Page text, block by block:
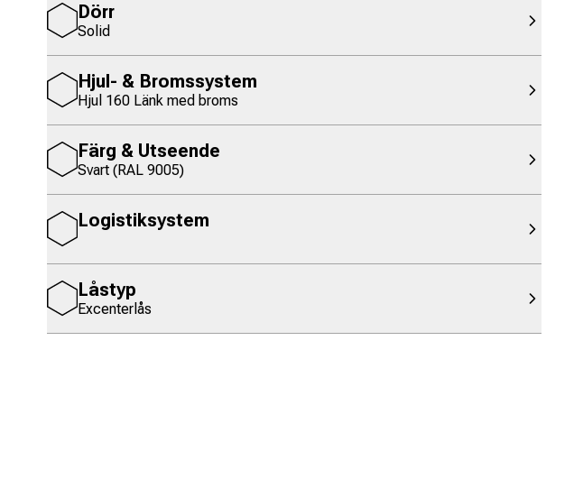
Dörr
Solid
Hjul- & Bromssystem
Hjul 160 Länk med broms
Färg & Utseende
Svart (RAL 9005)
Logistiksystem
Låstyp
Excenterlås